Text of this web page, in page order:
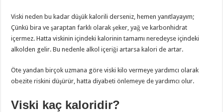
Viski neden bu kadar düşük kalorili derseniz, hemen yanıtlayayım;
Çünkü bira ve şaraptan farklı olarak şeker, yağ ve karbonhidrat
içermez. Hatta viskinin içindeki kalorinin tamamı neredeyse içindeki
alkolden gelir. Bu nedenle alkol içeriği artarsa kalori de artar.
Öte yandan birçok uzmana göre viski kilo vermeye yardımcı olarak
obezite riskini düşürür, hatta diyabeti önlemeye de yardımcı olur.
Viski kaç kaloridir?